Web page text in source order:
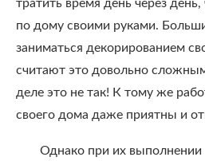
тратить время день через
по дому своими руками.
заниматься декорированием
считают это довольно
деле это не так! К тому же
своего дома даже приятны и
Однако при их выполнении